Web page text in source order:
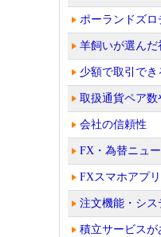
ポーランドズ
羊飼いが選ん
少額で取引でき
取扱通貨ペア
会社の信頼性
FX・為替ニュ
FXスマホアプリ
注文機能・シス
積立サービスが